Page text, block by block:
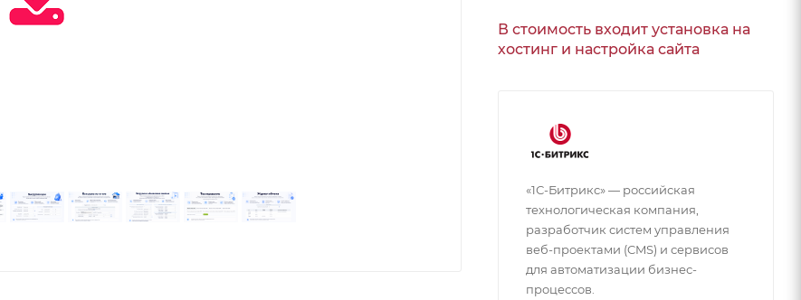
В стоимость входит установка на
хостинг и настройка сайта
«1С-Битрикс» — российская
технологическая компания,
разработчик систем управления
веб-проектами (CMS) и сервисов
для автоматизации бизнес-
процессов.